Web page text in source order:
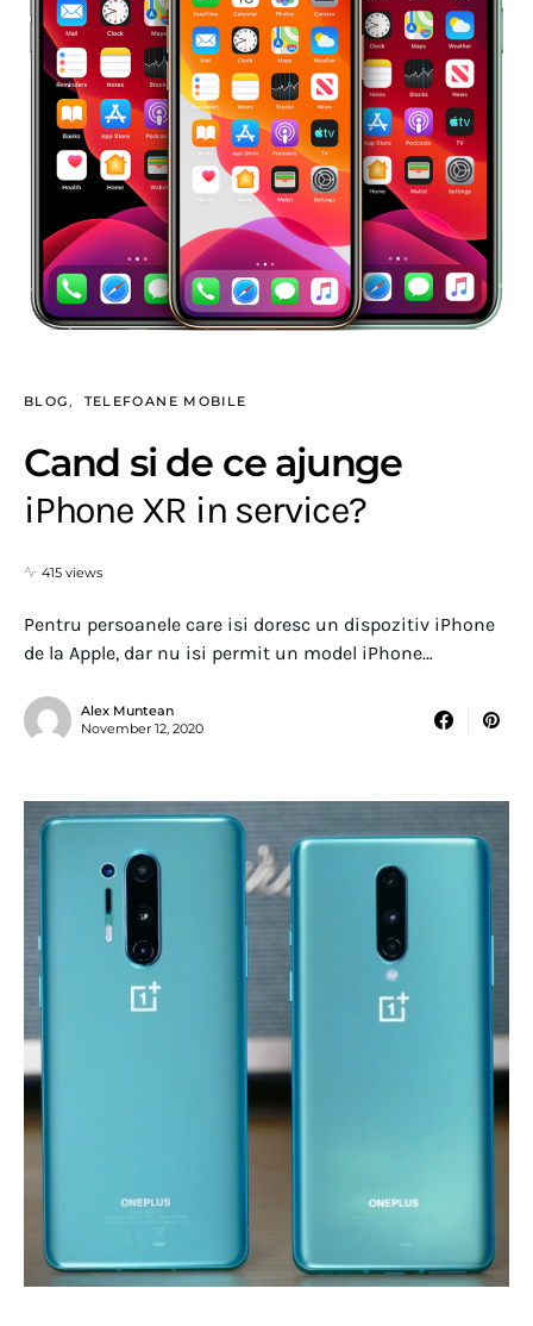
BLOG TELEFOANE MOBILE
Cand si de ce ajunge
iPhone XR in service?
415 views
Pentru persoanele care isi doresc un dispozitiv iPhone
de la Apple, dar nu isi permit un model iPhone…
Alex Muntean
November 12, 2020